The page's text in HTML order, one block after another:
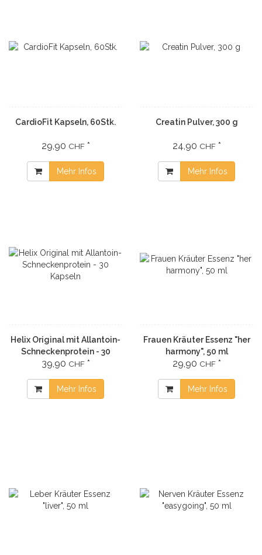
CardioFit Kapseln, 60Stk.
29,90 CHF*
Mehr Infos
Creatin Pulver, 300 g
24,90 CHF*
Mehr Infos
Helix Original mit Allantoin-
Schneckenprotein - 30
Kapseln
39,90 CHF*
Mehr Infos
Frauen Kräuter Essenz "her
harmony", 50 ml
29,90 CHF*
Mehr Infos